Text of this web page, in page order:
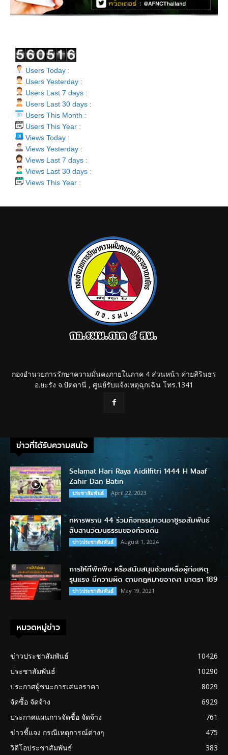
Users Today :
Users Yesterday :
Users Last 7 days :
Users Last 30 days :
Users This Month :
Users This Year :
Views Today :
Views Yesterday :
Views Last 7 days :
Views Last 30 days :
Views This Year :
กองอำนวยการรักษาความมั่นคงภายในภาค 4 ส่วนหน้า ค่ายสิรินธร
อ.ยะรัง จ.ปัตตานี , ศูนย์รับแจ้งเหตุฉุกเฉิน โทร.1341
ข่าวที่ได้รับความสนใจ
Selamat Hari Raya Aidilfitri 1444 H Maaf
Zahir Dan Batin
ประชาสัมพันธ์ April 22, 2023
ทหารพราน 44 ร่วมกิจกรรมกวนอาซูรอสัมพันธ์
สืบสานวัฒนธรรมของท้องถิ่น
ข่าวประชาสัมพันธ์ August 1, 2024
การให้ที่พักพิง หรือสนับสนุนช่วยเหลือผู้ก่อเหตุ
รุนแรง มีความผิด ตามกฎหมายอาญา มาตรา 189
ข่าวประชาสัมพันธ์ May 19, 2021
หมวดหมู่ข่าว
ข่าวประชาสัมพันธ์
10426
ประชาสัมพันธ์
10290
ประกาศผู้ชนะการเสนอราคา
8029
จัดซื้อ จัดจ้าง
6929
ประกาศแผนการจัดซื้อ จัดจ้าง
761
ข่าวชี้แจง กรณีเหตุการณ์ต่างๆ
475
วิดีโอประชาสัมพันธ์
383